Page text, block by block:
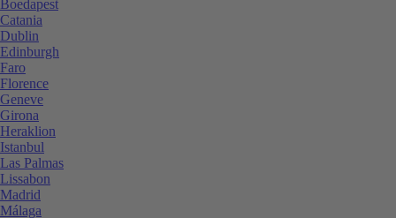
Boedapest
Catania
Dublin
Edinburgh
Faro
Florence
Geneve
Girona
Heraklion
Istanbul
Las Palmas
Lissabon
Madrid
Málaga